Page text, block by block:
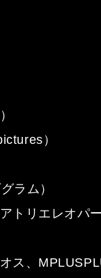
）
ラム）
トリエレオパ
ス、